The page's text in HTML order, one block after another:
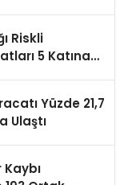
Riskli
5 Katına
Yüzde 21,7
Ulaştı